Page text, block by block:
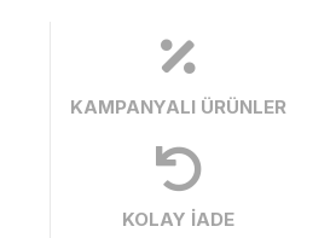
KAMPANYALI ÜRÜNLER
KOLAY İADE